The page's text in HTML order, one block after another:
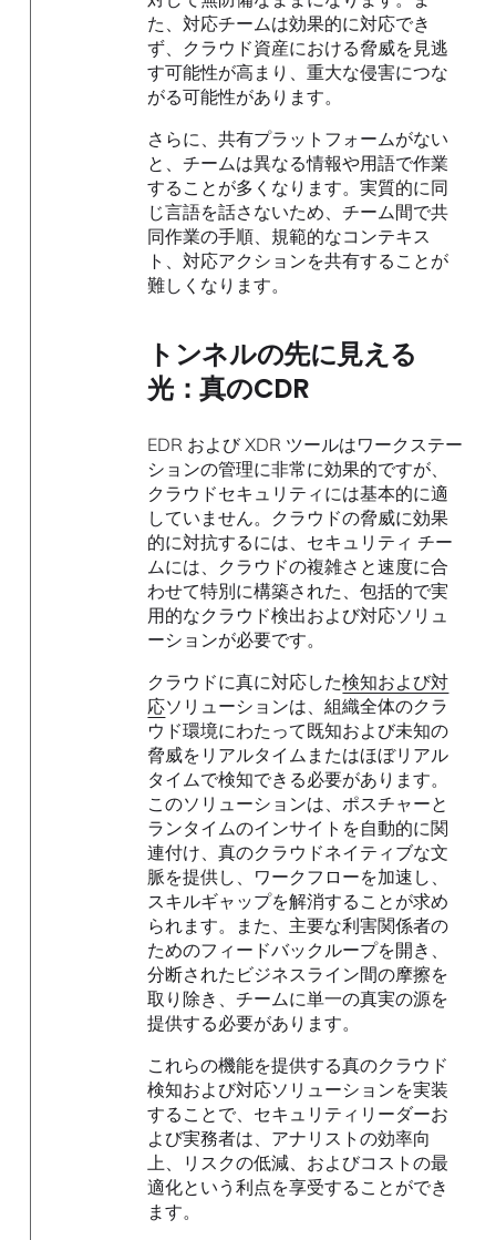
た、対応チームは効果的に対応でき
ず、クラウド資産における脅威を見逃
す可能性が高まり、重大な侵害につな
がる可能性があります。
さらに、共有プラットフォームがない
と、チームは異なる情報や用語で作業
することが多くなります。実質的に同
じ言語を話さないため、チーム間で共
同作業の手順、規範的なコンテキス
ト、対応アクションを共有することが
難しくなります。
トンネルの先に見える
光：真のCDR
EDR および XDR ツールはワークステー
ションの管理に非常に効果的ですが、
クラウドセキュリティには基本的に適
していません。クラウドの脅威に効果
的に対抗するには、セキュリティ チー
ムには、クラウドの複雑さと速度に合
わせて特別に構築された、包括的で実
用的なクラウド検出および対応ソリュ
ーションが必要です。
クラウドに真に対応した検知および対
応ソリューションは、組織全体のクラ
ウド環境にわたって既知および未知の
脅威をリアルタイムまたはほぼリアル
タイムで検知できる必要があります。
このソリューションは、ポスチャーと
ランタイムのインサイトを自動的に関
連付け、真のクラウドネイティブな文
脈を提供し、ワークフローを加速し、
スキルギャップを解消することが求め
られます。また、主要な利害関係者の
ためのフィードバックループを開き、
分断されたビジネスライン間の摩擦を
取り除き、チームに単一の真実の源を
提供する必要があります。
これらの機能を提供する真のクラウド
検知および対応ソリューションを実装
することで、セキュリティリーダーお
よび実務者は、アナリストの効率向
上、リスクの低減、およびコストの最
適化という利点を享受することができ
ます。